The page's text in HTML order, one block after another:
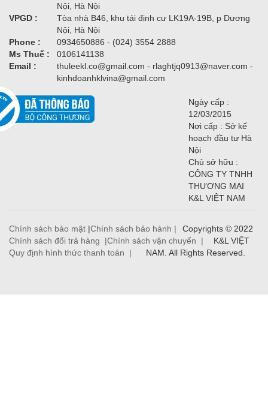
Nội, Hà Nội
VPGD :
Tòa nhà B46, khu tái định cư LK19A-19B, p Dương
Nội, Hà Nội
Phone :
0934650886 - (024) 3554 2888
Ms Thuế :
0106141138
Email :
thuleekl.co@gmail.com - rlaghtjq0913@naver.com -
kinhdoanhklvina@gmail.com
Ngày cấp :
12/03/2015
Nơi cấp : Sở kế
hoạch đầu tư Hà
Nội
Chủ sở hữu :
CÔNG TY TNHH
THƯƠNG MẠI
K&L VIỆT NAM
Chính sách bảo mật |Chính sách bảo hành |
Chính sách đổi trả hàng |Chính sách vận chuyển |
Quy định hình thức thanh toán |
Copyrights © 2022
K&L VIỆT
NAM. All Rights Reserved.